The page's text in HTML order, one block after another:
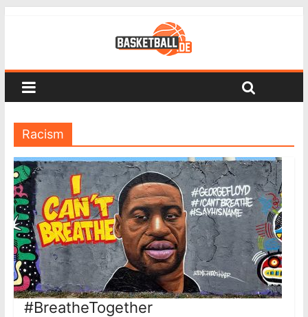
Racism
#BreatheTogether